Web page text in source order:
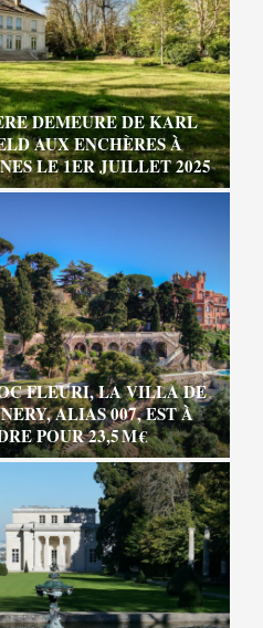
DEMEURE DE KARL
AUX ENCHÈRES À
LE 1ER JUILLET 2025
FLEURI, LA VILLA DE
ALIAS 007, EST À
POUR 23,5 M €